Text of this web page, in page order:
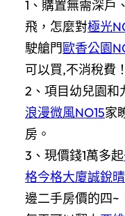
1、購置無需深戶、
飛，怎麼對極光
駛艙門歐香公園
可以買,不消稅費
2、項目幼兒園和
浪漫微風NO15家
房。
3、現價錢1萬多起
格今格大廈誠銳
邊二手房價的四~